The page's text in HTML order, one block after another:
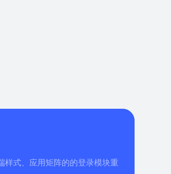
样式、应用矩阵的的登录模块重